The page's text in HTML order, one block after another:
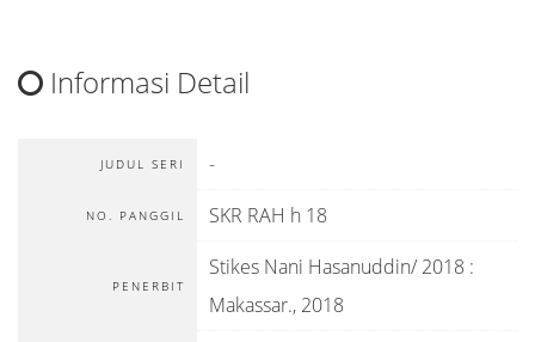
Informasi Detail
JUDUL SERI -
NO. PANGGIL SKR RAH h 18
PENERBIT
Stikes Nani Hasanuddin/ 2018 :
Makassar., 2018